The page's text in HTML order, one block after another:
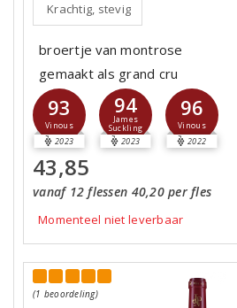
Krachtig, stevig
broertje van montrose
gemaakt als grand cru
93
Vinous
2023
94
James
Suckling
2023
96
Vinous
2022
43,85
vanaf 12 flessen 40,20 per fles
Momenteel niet leverbaar
(1 beoordeling)